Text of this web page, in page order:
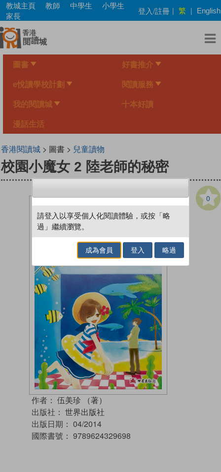
Skip
main
content
教城主頁 教師 中學生
小學生
家長
登入/註冊 | 繁 | English
圖書 好書推介
e悅讀學校計劃 閱讀服務
我的閱讀城 十本好讀
漫話生活
香港閱讀城> 圖書 > 兒童讀物
校園小魔女 2 陸老師的秘密
0
作者： 伍美珍 （著）
出版社： 世界出版社
出版日期： 04/2014
國際書號： 9789624329698
請登入以享受個人化閱讀體驗，或按「略
過」繼續瀏覽。
成為會員 登入 略過